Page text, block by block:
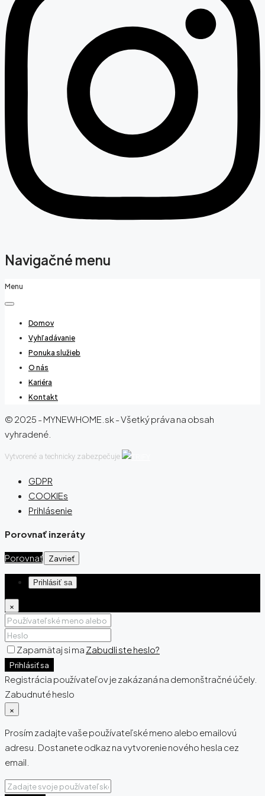
Navigačné menu
Menu
Domov
Vyhľadávanie
Ponuka služieb
O nás
Kariéra
Kontakt
© 2025 - MYNEWHOME.sk - Všetký práva na obsah
vyhradené.
Vytvorené a technicky zabezpečuje
GDPR
COOKIEs
Prihlásenie
Porovnať inzeráty
Porovnať Zavrieť
Prihlásiť sa
×
Zapamätaj si ma Zabudli ste heslo?
Prihlásiť sa
Registrácia používateľov je zakázaná na demonštračné účely.
Zabudnuté heslo
×
Prosím zadajte vaše používateľské meno alebo emailovú
adresu. Dostanete odkaz na vytvorenie nového hesla cez
email.